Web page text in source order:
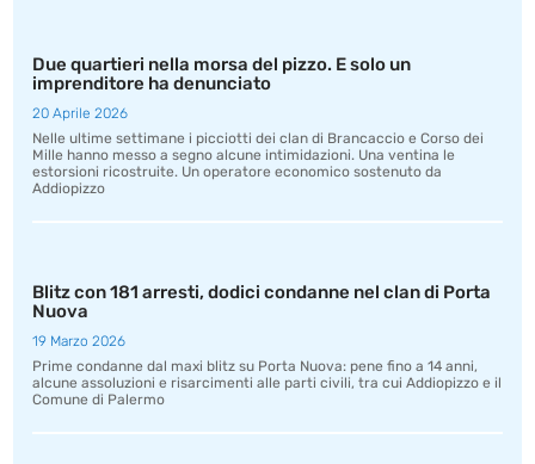
Due quartieri nella morsa del pizzo. E solo un
imprenditore ha denunciato
20 Aprile 2026
Nelle ultime settimane i picciotti dei clan di Brancaccio e Corso dei
Mille hanno messo a segno alcune intimidazioni. Una ventina le
estorsioni ricostruite. Un operatore economico sostenuto da
Addiopizzo
Blitz con 181 arresti, dodici condanne nel clan di Porta
Nuova
19 Marzo 2026
Prime condanne dal maxi blitz su Porta Nuova: pene fino a 14 anni,
alcune assoluzioni e risarcimenti alle parti civili, tra cui Addiopizzo e il
Comune di Palermo